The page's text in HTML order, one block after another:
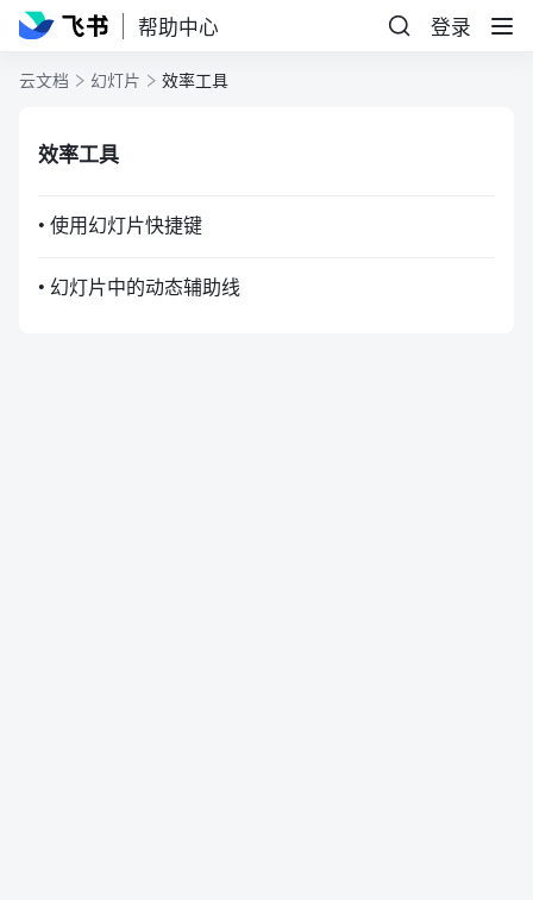
帮助中心 登录
云文档 幻灯片 效率工具
效率工具
• 使用幻灯片快捷键
• 幻灯片中的动态辅助线